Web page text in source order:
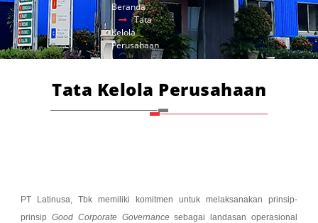
Beranda
Tata
Kelola
Perusahaan
Tata Kelola Perusahaan
PT Latinusa, Tbk memiliki komitmen untuk melaksanakan prinsip-
prinsip Good Corporate Governancesebagai landasan operasional